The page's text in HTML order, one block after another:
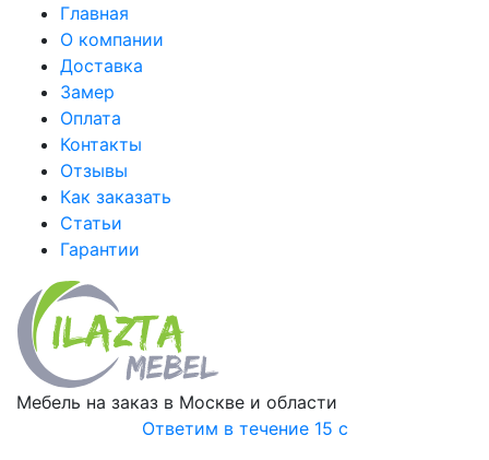
Главная
О компании
Доставка
Замер
Оплата
Контакты
Отзывы
Как заказать
Статьи
Гарантии
Мебель на заказ в Москве и области
Ответим в течение 15 с